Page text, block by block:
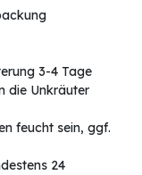
3-4 Tage
die Unkräuter
feucht sein, ggf.
24